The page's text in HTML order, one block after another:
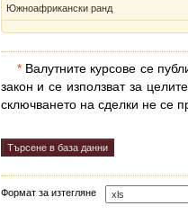
Южноафрикански ранд
*Валутните курсове се
закон и се използват за
сключването на сделки не се
Формат за изтегляне